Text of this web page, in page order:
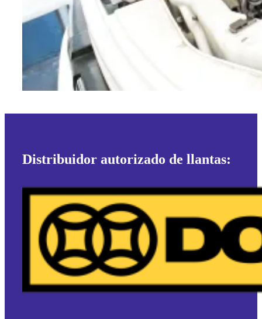
Distribuidor autorizado de llantas: